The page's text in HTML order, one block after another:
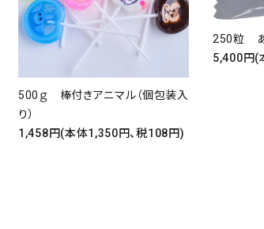
500ｇ 棒付きアニマル（個包装入
り）
1,458円(本体1,350円、税108円)
250粒 あ
5,400円(